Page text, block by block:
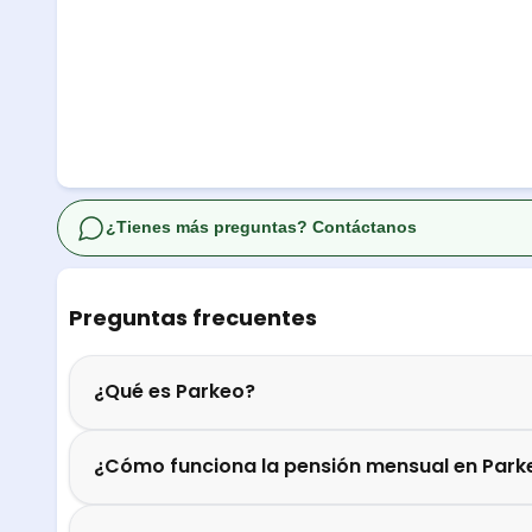
Preguntas frecuentes
¿Qué es Parkeo?
¿Cómo funciona la pensión mensual en
¿Tienes más preguntas? Contáctanos